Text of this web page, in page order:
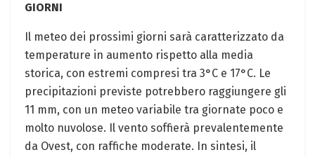
GIORNI
Il meteo dei prossimi giorni sarà caratterizzato da
temperature in aumento rispetto alla media
storica, con estremi compresi tra 3°C e 17°C. Le
precipitazioni previste potrebbero raggiungere gli
11 mm, con un meteo variabile tra giornate poco e
molto nuvolose. Il vento soffierà prevalentemente
da Ovest, con raffiche moderate. In sintesi, il